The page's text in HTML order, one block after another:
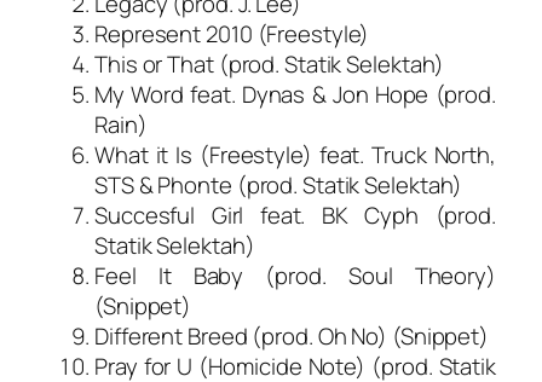
Represent 2010 (Freestyle)
This or That (prod. Statik Selektah)
My Word feat. Dynas & Jon Hope (prod.
Rain)
What it Is (Freestyle) feat. Truck North,
STS & Phonte (prod. Statik Selektah)
Succesful Girl feat. BK Cyph (prod.
Statik Selektah)
Feel It Baby (prod. Soul Theory)
(Snippet)
Different Breed (prod. Oh No) (Snippet)
Pray for U (Homicide Note) (prod. Statik